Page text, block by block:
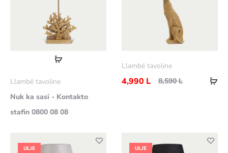
Lexoni
Llambë tavoline
Nuk ka sasi - Kontakto
stafin 0800 08 08
Llambë tavoline
8,590L
4,990 L
ULJE ULJE